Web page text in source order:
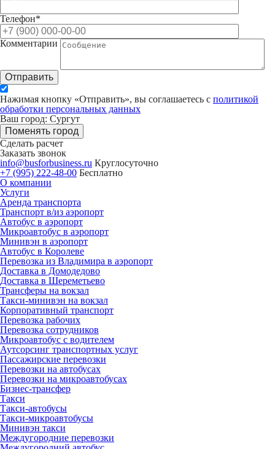
Телефон*
Комментарии
Отправить
Нажимая кнопку «Отправить», вы соглашаетесь с политикой
обработки персональных данных
Ваш город: Сургут
Поменять город
Сделать расчет
Заказать звонок
info@busforbusiness.ru Круглосуточно
+7 (995) 222-48-00 Бесплатно
О компании
Услуги
Аренда транспорта
Транспорт в/из аэропорт
Автобус в аэропорт
Микроавтобус в аэропорт
Минивэн в аэропорт
Автобус в Королеве
Перевозка из Владимира в аэропорт
Доставка в Домодедово
Доставка в Шереметьево
Трансферы на вокзал
Такси-минивэн на вокзал
Корпоративный транспорт
Перевозка рабочих
Перевозка сотрудников
Микроавтобус с водителем
Аутсорсинг транспортных услуг
Пассажирские перевозки
Перевозки на автобусах
Перевозки на микроавтобусах
Бизнес-трансфер
Такси
Такси-автобусы
Такси-микроавтобусы
Минивэн такси
Междугородние перевозки